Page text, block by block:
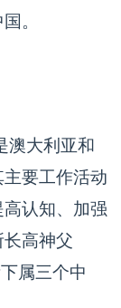
。
大利亚和
要工作活动
认知、加强
高神父
属三个中